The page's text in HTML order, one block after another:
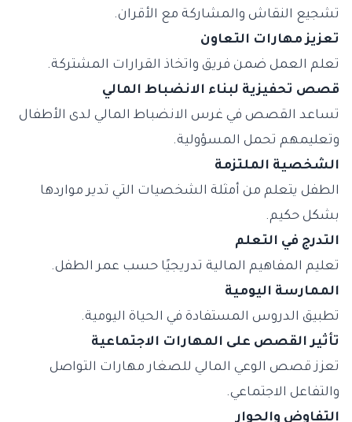
تشجيع النقاش والمشاركة مع الأقران.
تعزيز مهارات التعاون
تعلم العمل ضمن فريق واتخاذ القرارات المشتركة.
قصص تحفيزية لبناء الانضباط المالي
تساعد القصص في غرس الانضباط المالي لدى الأطفال
وتعليمهم تحمل المسؤولية.
الشخصية الملتزمة
الطفل يتعلم من أمثلة الشخصيات التي تدير مواردها
بشكل حكيم.
التدرج في التعلم
تعليم المفاهيم المالية تدريجيًا حسب عمر الطفل.
الممارسة اليومية
تطبيق الدروس المستفادة في الحياة اليومية.
تأثير القصص على المهارات الاجتماعية
تعزز قصص الوعي المالي للصغار مهارات التواصل
والتفاعل الاجتماعي.
التفاوض والحوار